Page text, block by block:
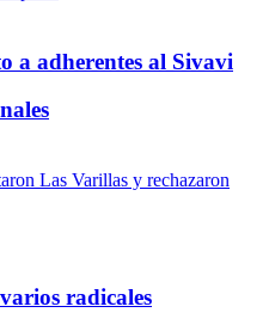
a adherentes al Sivavi
radicales